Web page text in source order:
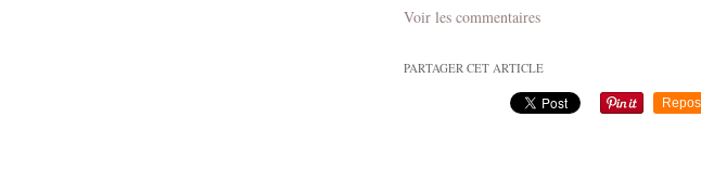
Voir les commentaires
PARTAGER CET ARTICLE